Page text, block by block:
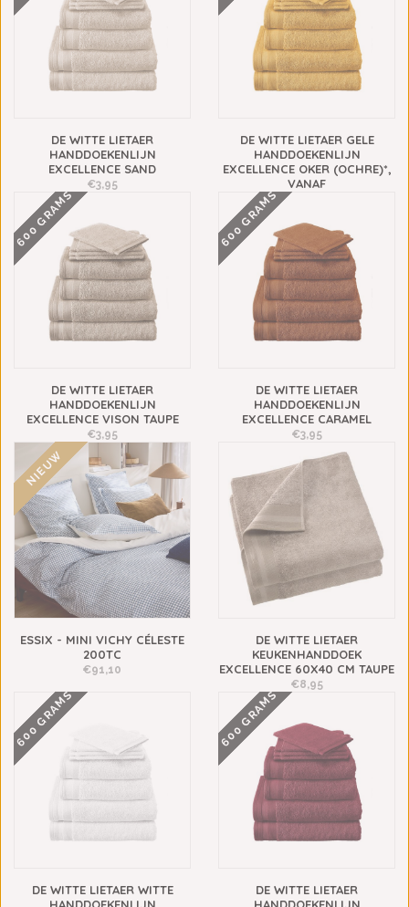
DE WITTE LIETAER
HANDDOEKENLIJN
EXCELLENCE SAND
€3,95
DE WITTE LIETAER GELE
HANDDOEKENLIJN
EXCELLENCE OKER (OCHRE)*,
VANAF
600 GRAMS
DE WITTE LIETAER
HANDDOEKENLIJN
EXCELLENCE VISON TAUPE
€3,95
600 GRAMS
DE WITTE LIETAER
HANDDOEKENLIJN
EXCELLENCE CARAMEL
€3,95
NIEUW
ESSIX - MINI VICHY CÉLESTE
200TC
€91,10
DE WITTE LIETAER
KEUKENHANDDOEK
EXCELLENCE 60X40 CM TAUPE
€8,95
600 GRAMS
DE WITTE LIETAER WITTE
600 GRAMS
DE WITTE LIETAER